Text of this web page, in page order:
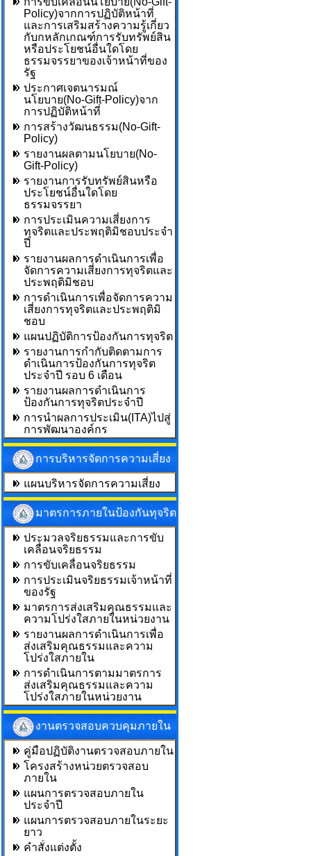
Policy)จากการปฏิบัติหน้าที่
และการเสริมสร้างความรู้เกี่ยว
กับกหลักเกณฑ์การรับทรัพย์สิน
หรือประโยชน์อื่นใดโดย
ธรรมจรรยาของเจ้าหน้าที่ของ
รัฐ
ประกาศเจตนารมณ์
นโยบาย(No-Gift-Policy)จาก
การปฏิบัติหน้าที่
การสร้างวัฒนธรรม(No-Gift-
Policy)
รายงานผลตามนโยบาย(No-
Gift-Policy)
รายงานการรับทรัพย์สินหรือ
ประโยชน์อื่นใดโดย
ธรรมจรรยา
การประเมินความเสี่ยงการ
ทุจริตและประพฤติมิชอบประจำ
ปี
รายงานผลการดำเนินการเพื่อ
จัดการความเสี่ยงการทุจริตและ
ประพฤติมิชอบ
การดำเนินการเพื่อจัดการความ
เสี่ยงการทุจริตและประพฤติมิ
ชอบ
แผนปฏิบัติการป้องกันการทุจริต
รายงานการกำกับติดตามการ
ดำเนินการป้องกันการทุจริต
ประจำปี รอบ 6 เดือน
รายงานผลการดำเนินการ
ป้องกันการทุจริตประจำปี
การนำผลการประเมิน(ITA)ไปสู่
การพัฒนาองค์กร
การบริหารจัดการความเสี่ยง
แผนบริหารจัดการความเสี่ยง
มาตรการภายในป้องกันทุจริต
ประมวลจริยธรรมและการขับ
เคลื่อนจริยธรรม
การขับเคลื่อนจริยธรรม
การประเมินจริยธรรมเจ้าหน้าที่
ของรัฐ
มาตรการส่งเสริมคุณธรรมและ
ความโปร่งใสภายในหน่วยงาน
รายงานผลการดำเนินการเพื่อ
ส่งเสริมคุณธรรมและความ
โปร่งใสภายใน
การดำเนินการตามมาตรการ
ส่งเสริมคุณธรรมและความ
โปร่งใสภายในหน่วยงาน
งานตรวจสอบควบคุมภายใน
คู่มือปฏิบัติงานตรวจสอบภายใน
โครงสร้างหน่วยตรวจสอบ
ภายใน
แผนการตรวจสอบภายใน
ประจำปี
แผนการตรวจสอบภายในระยะ
ยาว
คำสั่งแต่งตั้ง